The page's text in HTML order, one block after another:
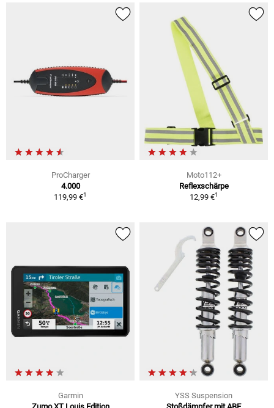
ProCharger
4.000
119,99 €1
Moto112+
Reflexschärpe
12,99 €1
Garmin
YSS Suspension